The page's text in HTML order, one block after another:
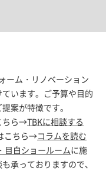
ーム・リノベーション
います。ご予算や目的
案が特徴です。
ちら→TBKに相談する
こちら→コラムを読む
目白ショールームに施
承っておりますので、